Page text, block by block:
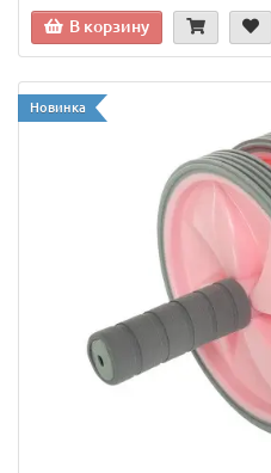
В корзину
Новинка